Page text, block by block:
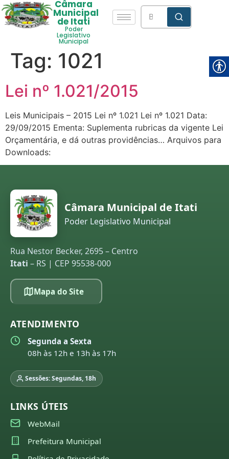
Câmara
Municipal
de Itati
Poder
Legislativo
Municipal
Tag: 1021
Lei nº 1.021/2015
Leis Municipais – 2015 Lei nº 1.021 Lei nº 1.021 Data:
29/09/2015 Ementa: Suplementa rubricas da vigente Lei
Orçamentária, e dá outras providências… Arquivos para
Downloads:
Câmara Municipal de Itati
Poder Legislativo Municipal
Rua Nestor Becker, 2695 – Centro
Itati – RS | CEP 95538-000
Mapa do Site
ATENDIMENTO
Segunda a Sexta
08h às 12h e 13h às 17h
Sessões: Segundas, 18h
LINKS ÚTEIS
WebMail
Prefeitura Municipal